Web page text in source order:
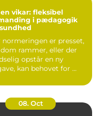
en vikar: fleksibel
i pædagogik
normeringen er presset,
rammer, eller der
opstår en ny
kan behovet for ...
08. Oct